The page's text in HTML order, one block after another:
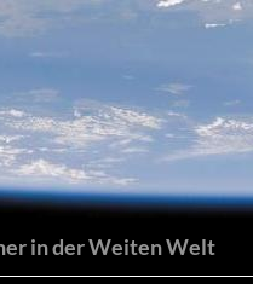
in der Weiten Welt